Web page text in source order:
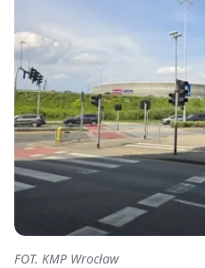
FOT. KMP Wrocław